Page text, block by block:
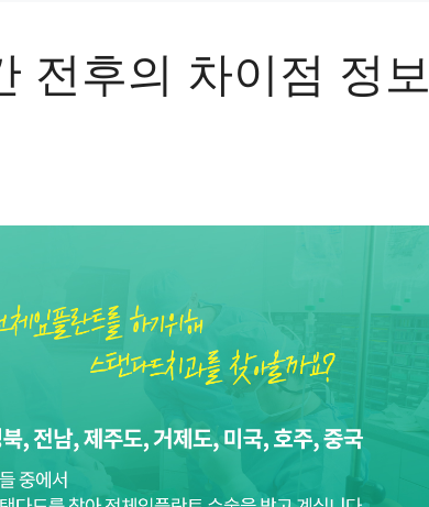
전후의 차이점 정보